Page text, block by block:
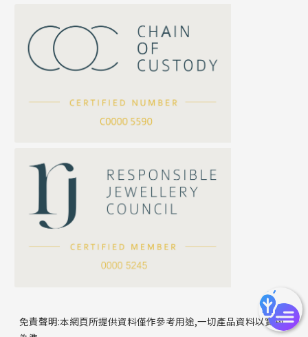
公司名稱
聯絡電話
S車花鏈系列
珍珠鏈系列
坦克鏈系列
滿天星鏈系列
方假繩鏈系列
珠扣
免責聲明:本網頁所提供資料僅作參考用途,一切產品資料以實物